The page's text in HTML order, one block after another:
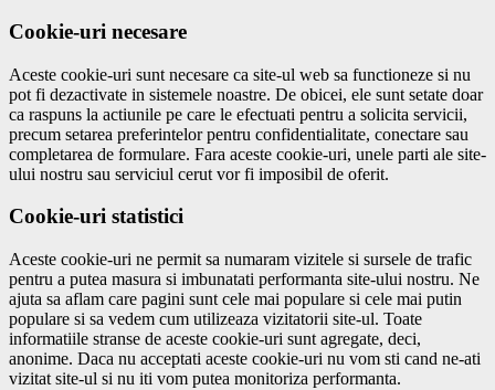
Cookie-uri necesare
Aceste cookie-uri sunt necesare ca site-ul web sa functioneze si nu
pot fi dezactivate in sistemele noastre. De obicei, ele sunt setate doar
ca raspuns la actiunile pe care le efectuati pentru a solicita servicii,
precum setarea preferintelor pentru confidentialitate, conectare sau
completarea de formulare. Fara aceste cookie-uri, unele parti ale site-
ului nostru sau serviciul cerut vor fi imposibil de oferit.
Cookie-uri statistici
Aceste cookie-uri ne permit sa numaram vizitele si sursele de trafic
pentru a putea masura si imbunatati performanta site-ului nostru. Ne
ajuta sa aflam care pagini sunt cele mai populare si cele mai putin
populare si sa vedem cum utilizeaza vizitatorii site-ul. Toate
informatiile stranse de aceste cookie-uri sunt agregate, deci,
anonime. Daca nu acceptati aceste cookie-uri nu vom sti cand ne-ati
vizitat site-ul si nu iti vom putea monitoriza performanta.